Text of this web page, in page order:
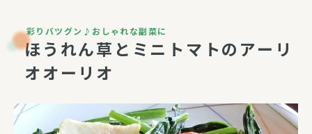
彩りバツグン♪おしゃれな副菜に
ほうれん草とミニトマトのアーリ
オオーリオ